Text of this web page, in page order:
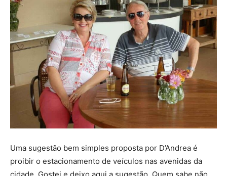
Uma sugestão bem simples proposta por D’Andrea é
proibir o estacionamento de veículos nas avenidas da